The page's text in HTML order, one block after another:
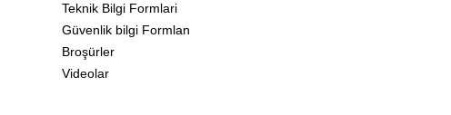
Teknik Bilgi Formlari
Güvenlik bilgi Formlan
Broşürler
Videolar